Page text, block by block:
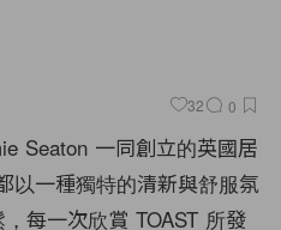
32 0
Seaton 一同創立的英國居
以一種獨特的清新與舒服氛
每一次欣賞 TOAST 所發